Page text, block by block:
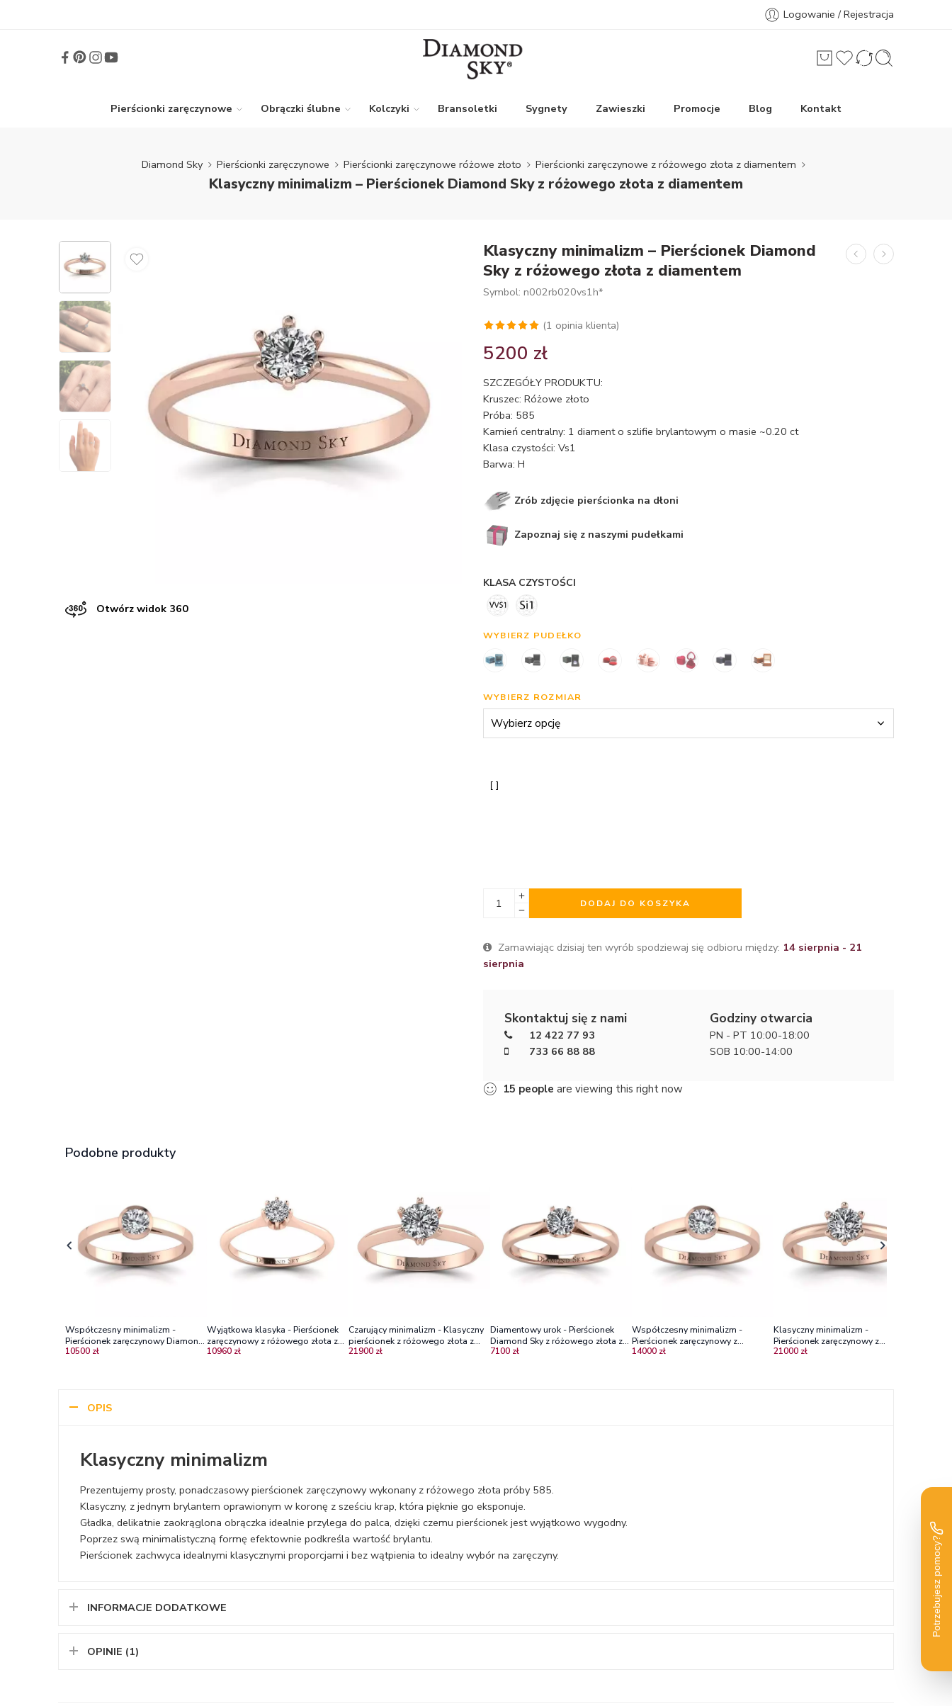
Logowanie / Rejestracja
Pierścionki zaręczynowe Obrączki ślubne Kolczyki Bransoletki Sygnety Zawieszki Promocje Blog Kontakt
Diamond Sky Pierścionki zaręczynowe Pierścionki zaręczynowe różowe złoto Pierścionki zaręczynowe z różowego złota z diamentem
Klasyczny minimalizm – Pierścionek Diamond Sky z różowego złota z diamentem
Otwórz widok 360
Klasyczny minimalizm – Pierścionek Diamond
Sky z różowego złota z diamentem
Symbol: n002rb020vs1h*
5.00na 5
oceny
(1 opinia klienta)
5200 zł
SZCZEGÓŁY PRODUKTU:
Kruszec: Różowe złoto
Próba: 585
Kamień centralny: 1 diament o szlifie brylantowym o masie ~0.20 ct
Klasa czystości: Vs1
Barwa: H
Zrób zdjęcie pierścionka na dłoni
Zapoznaj się z naszymi pudełkami
KLASA CZYSTOŚCI
WYBIERZ PUDEŁKO
WYBIERZ ROZMIAR
DODAJ DO KOSZYKA
Zamawiając dzisiaj ten wyrób spodziewaj się odbioru między: 14 sierpnia - 21
sierpnia
Skontaktuj się z nami
12 422 77 93
733 66 88 88
Godziny otwarcia
PN - PT 10:00-18:00
SOB 10:00-14:00
19 people are viewing this right now
Podobne produkty
Współczesny minimalizm -
Pierścionek zaręczynowy Diamond
Sky, różowe złoto, brylant
10500 zł
Wyjątkowa klasyka - Pierścionek
zaręczynowy z różowego złota z
diamentem
10960 zł
Czarujący minimalizm - Klasyczny
pierścionek z różowego złota z
brylantem 0,5 ct
21900 zł
Diamentowy urok - Pierścionek
Diamond Sky z różowego złota z
diamentem
7100 zł
Współczesny minimalizm -
Pierścionek zaręczynowy z
różowego złota z diamentem
14000 zł
Klasyczny minimalizm -
Pierścionek zaręczynowy z
różowego złota z diamentem 0,50
21000 zł
OPIS
Klasyczny minimalizm
Prezentujemy prosty, ponadczasowy pierścionek zaręczynowy wykonany z różowego złota próby 585.
Klasyczny, z jednym brylantem oprawionym w koronę z sześciu krap, która pięknie go eksponuje.
Gładka, delikatnie zaokrąglona obrączka idealnie przylega do palca, dzięki czemu pierścionek jest wyjątkowo wygodny.
Poprzez swą minimalistyczną formę efektownie podkreśla wartość brylantu.
Pierścionek zachwyca idealnymi klasycznymi proporcjami i bez wątpienia to idealny wybór na zaręczyny.
INFORMACJE DODATKOWE
OPINIE (1)